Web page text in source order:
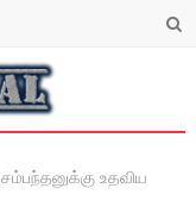
சம்பந்தனுக்கு உதவிய